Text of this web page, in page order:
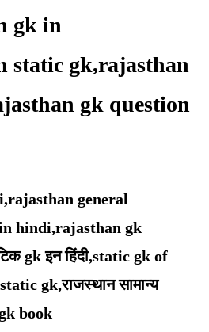
gk in
static gk,rajasthan
gk question
general
hindi,rajasthan gk
gk इन हिंदी,static gk of
gk,राजस्थान सामान्य
book